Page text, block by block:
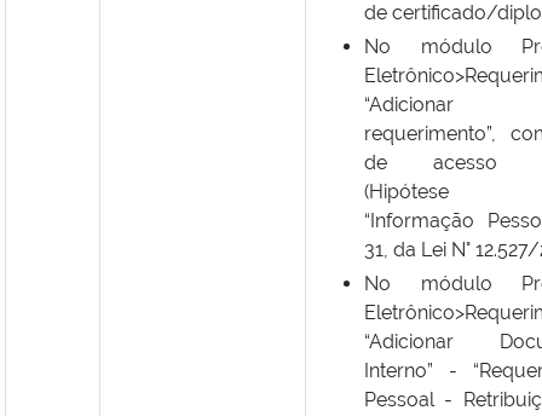
de certificado/
No módulo
requerimento”,
de acesso
(Hipótese
“Informação
31, da Lei N° 12.527/
No módulo
“Adicionar
Interno” -
Pessoal -